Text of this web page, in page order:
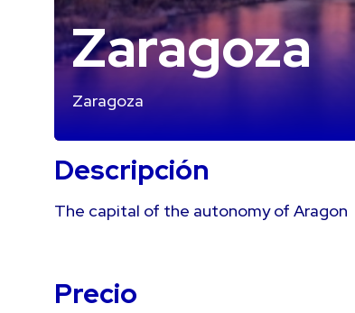
Zaragoza
Zaragoza
Descripción
The capital of the autonomy of Aragon
Precio